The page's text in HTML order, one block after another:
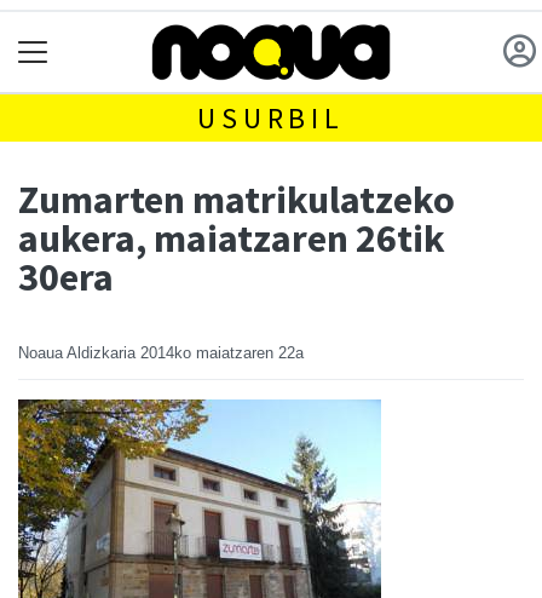
USURBIL
Zumarten matrikulatzeko
aukera, maiatzaren 26tik
30era
Noaua Aldizkaria 2014ko maiatzaren 22a